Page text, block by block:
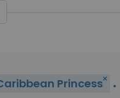
Princessclose .